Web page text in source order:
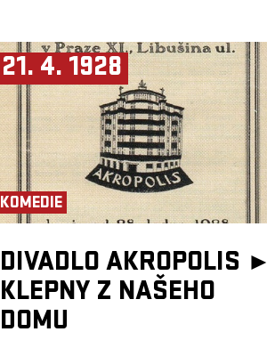
21. 4. 1928
KOMEDIE
DIVADLO AKROPOLIS ►
KLEPNY Z NAŠEHO
DOMU